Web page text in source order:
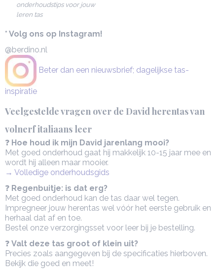
onderhoudstips voor jouw
leren tas
* Volg ons op Instagram!
@berdino.nl
Beter dan een nieuwsbrief; dagelijkse tas-
inspiratie
Veelgestelde vragen over de David herentas van
volnerf italiaans leer
❓ Hoe houd ik mijn David jarenlang mooi?
Met goed onderhoud gaat hij makkelijk 10-15 jaar mee en
wordt hij alleen maar mooier.
→ Volledige onderhoudsgids
❓ Regenbuitje: is dat erg?
Met goed onderhoud kan de tas daar wel tegen.
Impregneer jouw herentas wel vóór het eerste gebruik en
herhaal dat af en toe.
Bestel onze verzorgingsset voor leer bij je bestelling.
❓ Valt deze tas groot of klein uit?
Precies zoals aangegeven bij de specificaties hierboven.
Bekijk die goed en meet!